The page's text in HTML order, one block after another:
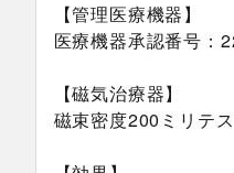
【管理医療機器】
医療機器承認番号：
【磁気治療器】
磁束密度200ミリテ